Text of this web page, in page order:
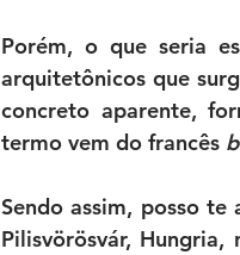
Porém, o que seria
arquitetônicos que
concreto aparente,
termo vem do francês
Sendo assim, posso
Pilisvörösvár,